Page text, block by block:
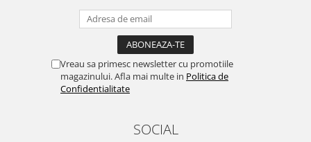
Vreau sa primesc newsletter cu promotiile
magazinului. Afla mai multe in Politica de
Confidentialitate
SOCIAL